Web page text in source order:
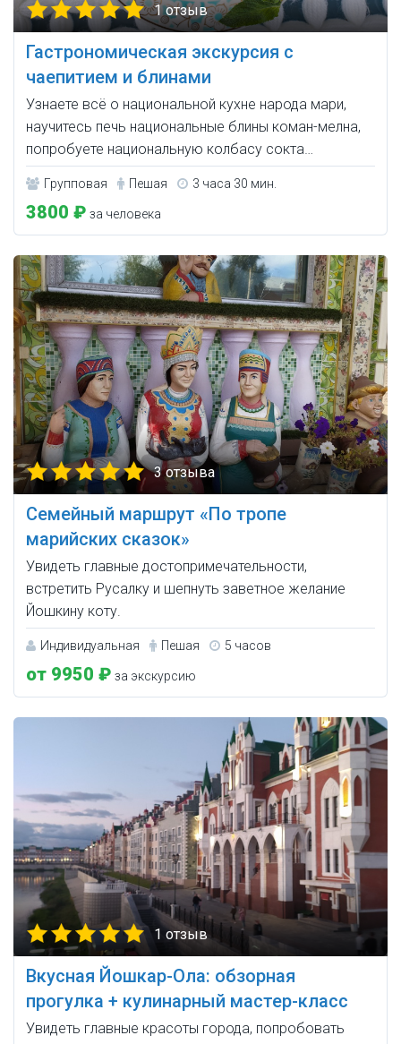
1 отзыв
Гастрономическая экскурсия с
чаепитием и блинами
Узнаете всё о национальной кухне народа мари,
научитесь печь национальные блины коман-мелна,
попробуете национальную колбасу сокта…
Групповая Пешая 3 часа 30 мин.
3800 ₽ за человека
3 отзыва
Семейный маршрут «По тропе
марийских сказок»
Увидеть главные достопримечательности,
встретить Русалку и шепнуть заветное желание
Йошкину коту.
Индивидуальная Пешая 5 часов
от 9950 ₽ за экскурсию
1 отзыв
Вкусная Йошкар-Ола: обзорная
прогулка + кулинарный мастер-класс
Увидеть главные красоты города, попробовать